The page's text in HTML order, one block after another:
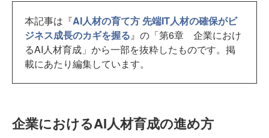
本記事は『AI人材の育て方 先端IT人材の確保がビ
ジネス成長のカギを握る』の「第6章 企業におけ
るAI人材育成」から一部を抜粋したものです。掲
載にあたり編集しています。
企業におけるAI人材育成の進め方